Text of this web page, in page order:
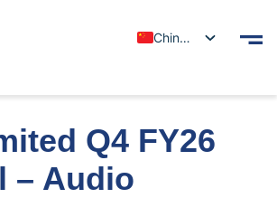
Chinese
Q4 FY26
– Audio